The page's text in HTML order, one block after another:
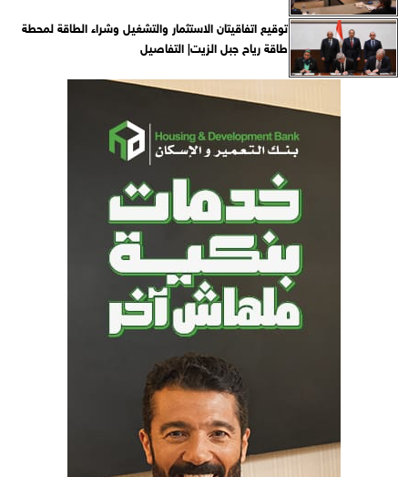
توقيع اتفاقيتان الاستثمار والتشغيل وشراء الطاقة لمحطة
طاقة رياح جبل الزيت| التفاصيل